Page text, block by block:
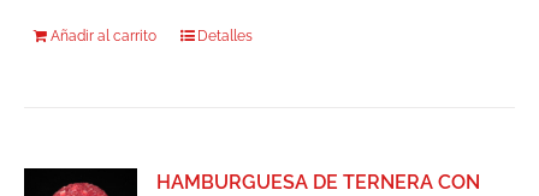
Añadir al carrito Detalles
HAMBURGUESA DE TERNERA CON